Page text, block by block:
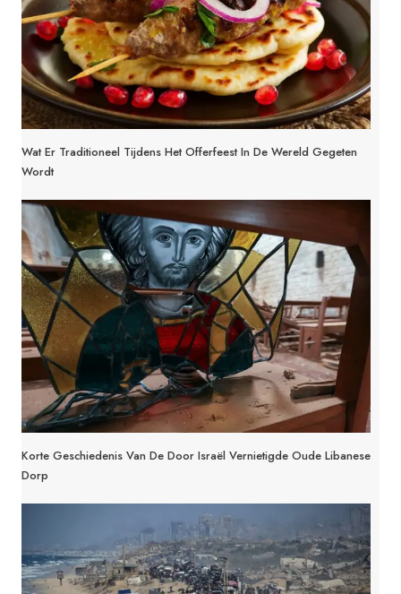
Wat Er Traditioneel Tijdens Het Offerfeest In De Wereld Gegeten
Wordt
Korte Geschiedenis Van De Door Israël Vernietigde Oude Libanese
Dorp